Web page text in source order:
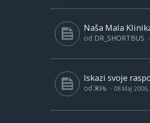
Naša Mala
od DR_SHORTBUS -
Iskazi svoje
od ЖЊ - 08 Maj